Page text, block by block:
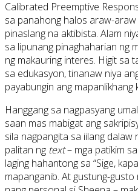
Calibrated Preemptive
sa panahong halos araw-araw
pinaslang na aktibista. Alam
sa lipunang pinaghaharian ng
ng makauring interes. Higit sa
sa edukasyon, tinanaw niya
payabungin ang mapanlikhang
Hanggang sa nagpasyang
saan mas mabigat ang
sila nagpangita sa iilang dalaw
palitan ng text– mga patikim
laging hahantong sa “Sige,
mapanganib. At gustung-